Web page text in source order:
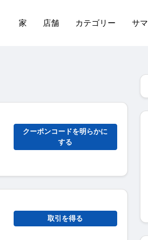
家 店舗 カテゴリー サ
クーポンコードを明らかに
する
取引を得る